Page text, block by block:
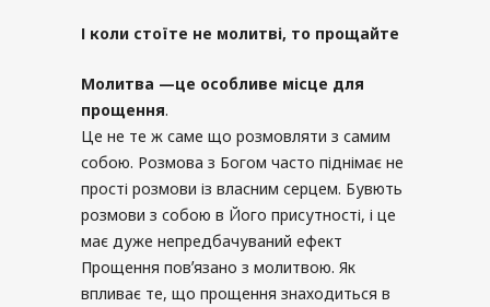
І коли стоїте не молитві, то прощайте
Молитва —це особливе місце для
прощення.
Це не те ж саме що розмовляти з самим
собою. Розмова з Богом часто піднімає не
прості розмови із власним серцем. Бувють
розмови з собою в Його присутності, і це
має дуже непредбачуваний ефект
Прощення повʼязано з молитвою. Як
впливає те, що прощення знаходиться в